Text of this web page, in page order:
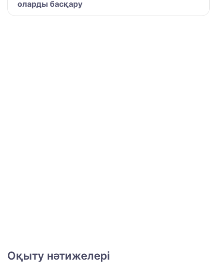
оларды басқару
Оқыту нәтижелері